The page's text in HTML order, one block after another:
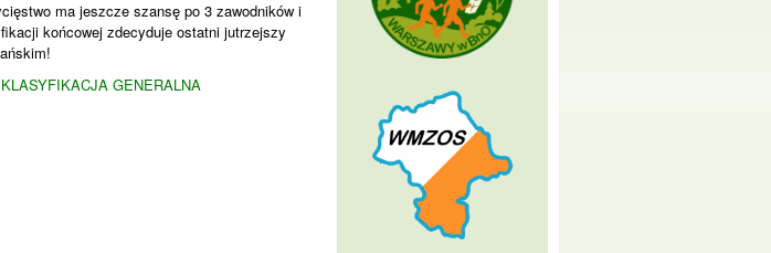
ma jeszcze szansę po 3 zawodników i
końcowej zdecyduje ostatni jutrzejszy
GENERALNA